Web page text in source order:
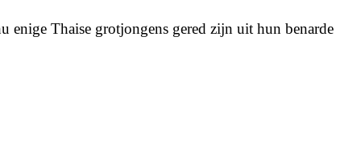
enige Thaise grotjongens gered zijn uit hun benarde